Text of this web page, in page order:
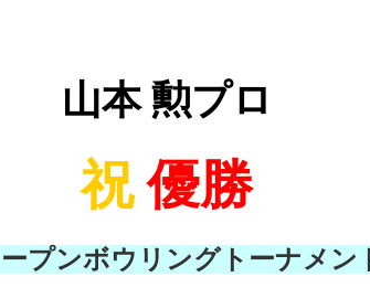
山本 勲プロ
祝優勝
プンボウリングトーナメン